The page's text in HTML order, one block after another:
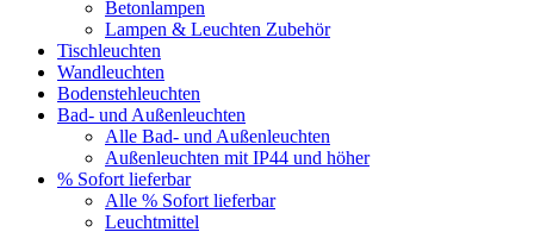
Betonlampen
Lampen & Leuchten Zubehör
Tischleuchten
Wandleuchten
Bodenstehleuchten
Bad- und Außenleuchten
Alle Bad- und Außenleuchten
Außenleuchten mit IP44 und höher
% Sofort lieferbar
Alle % Sofort lieferbar
Leuchtmittel